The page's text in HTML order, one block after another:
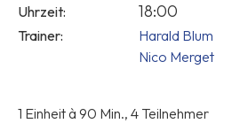
Uhrzeit: 18:00
Trainer:
Harald Blum
Nico Merget
1 Einheit à 90 Min., 4 Teilnehmer